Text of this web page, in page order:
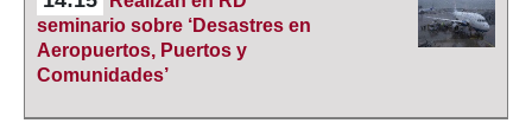
seminario sobre ‘Desastres en
Aeropuertos, Puertos y
Comunidades’